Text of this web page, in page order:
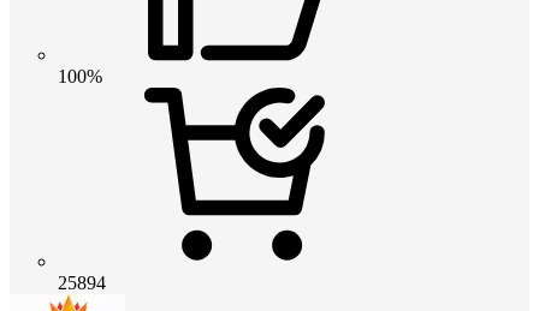
100%
25894